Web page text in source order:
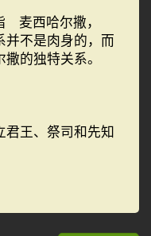
麦西哈尔撒，
不是肉身的，而
的独特关系。
王、祭司和先知